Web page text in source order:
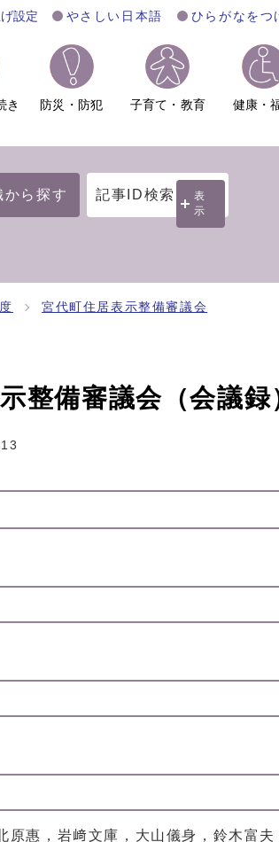
設定 やさしい日本語 ひらがなをつ
き 防災・防犯 子育て・教育 健康・
から探す 記事ID検索
表
示
宮代町住居表示整備審議会
備審議会（会議録
原惠，岩﨑文庫，大山儀身，鈴木富